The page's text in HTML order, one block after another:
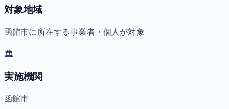
対象地域
函館市に所在する事業者・個人が対象
🏛️
実施機関
函館市